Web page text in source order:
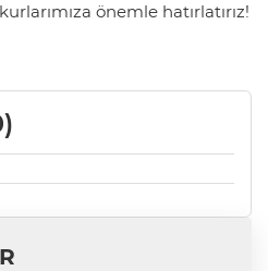
önemle hatırlatırız!
)